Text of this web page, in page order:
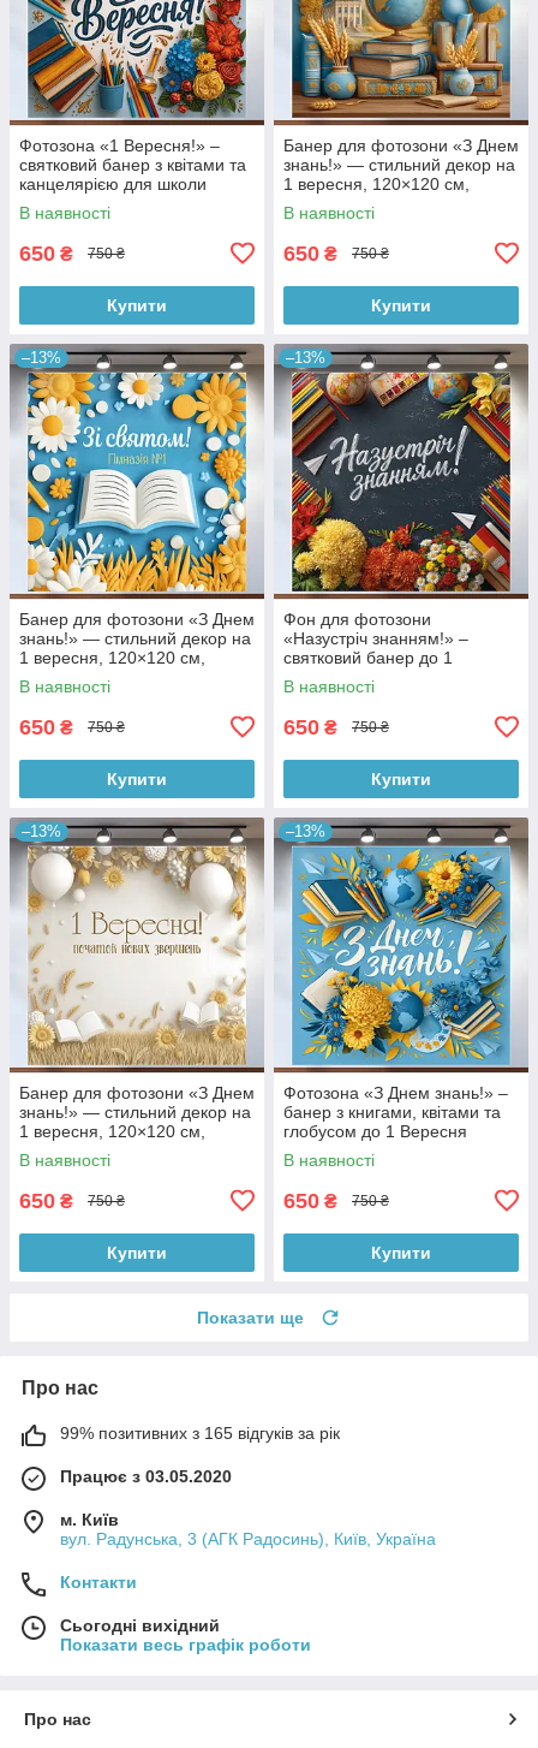
Фотозона «1 Вересня!» –
святковий банер з квітами та
канцелярією для школи
120x120см, №41116
В наявності
650 ₴ 750 ₴
Купити
Банер для фотозони «З Днем
знань!» — стильний декор на
1 вересня, 120×120 см,
№41018
В наявності
650 ₴ 750 ₴
Купити
–13%
Банер для фотозони «З Днем
знань!» — стильний декор на
1 вересня, 120×120 см,
№41019
В наявності
650 ₴ 750 ₴
Купити
–13%
Фон для фотозони
«Назустріч знанням!» –
святковий банер до 1
Вересня для школи
120x120см, №41124
В наявності
650 ₴ 750 ₴
Купити
–13%
Банер для фотозони «З Днем
знань!» — стильний декор на
1 вересня, 120×120 см,
№41014
В наявності
650 ₴ 750 ₴
Купити
–13%
Фотозона «З Днем знань!» –
банер з книгами, квітами та
глобусом до 1 Вересня
120x120см, №41121
В наявності
650 ₴ 750 ₴
Купити
Показати ще
Про нас
99% позитивних з 165 відгуків за рік
Працює з 03.05.2020
м. Київ
вул. Радунська, 3 (АГК Радосинь), Київ, Україна
Контакти
Сьогодні вихідний
Показати весь графік роботи
Про нас